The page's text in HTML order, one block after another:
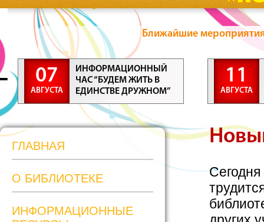
Ближайшие
07
АВГУСТА
ИНФОРМАЦИОННЫЙ
ЧАС “БУДЕМ ЖИТЬ В
ЕДИНСТВЕ ДРУЖНОМ”
11
АВГУСТА
ГЛАВНАЯ
О БИБЛИОТЕКЕ
ИНФОРМАЦИОННЫЕ